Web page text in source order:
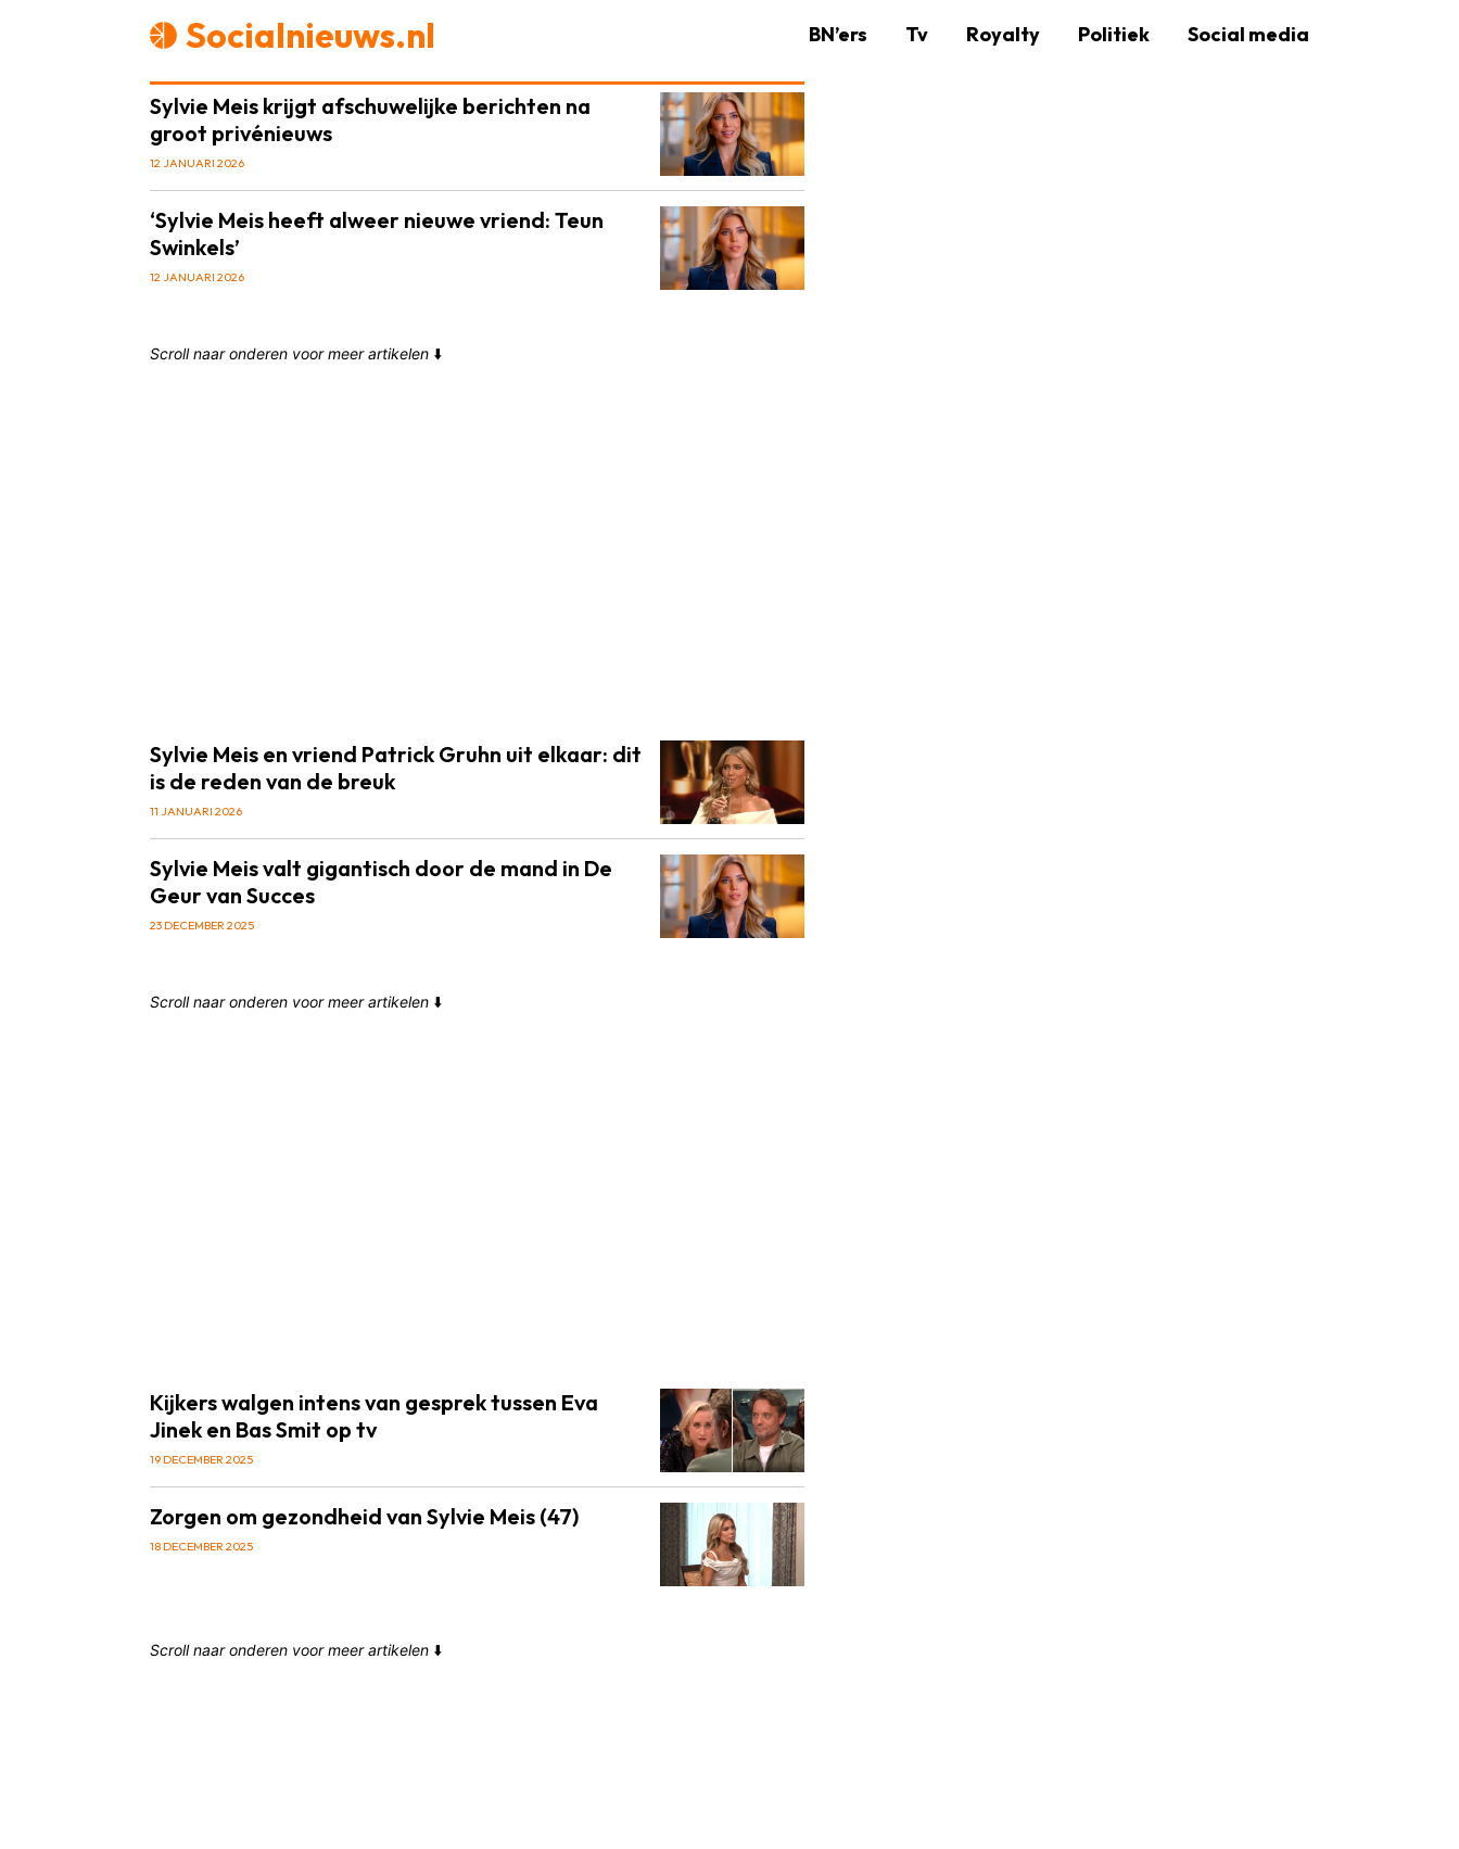
Socialnieuws.nl BN’ers Tv Royalty Politiek Social media
Sylvie Meis krijgt afschuwelijke berichten na
groot privénieuws
12 JANUARI 2026
‘Sylvie Meis heeft alweer nieuwe vriend: Teun
Swinkels’
12 JANUARI 2026
Scroll naar onderen voor meer artikelen ⬇️
Sylvie Meis en vriend Patrick Gruhn uit elkaar: dit
is de reden van de breuk
11 JANUARI 2026
Sylvie Meis valt gigantisch door de mand in De
Geur van Succes
23 DECEMBER 2025
Scroll naar onderen voor meer artikelen ⬇️
Kijkers walgen intens van gesprek tussen Eva
Jinek en Bas Smit op tv
19 DECEMBER 2025
Zorgen om gezondheid van Sylvie Meis (47)
18 DECEMBER 2025
Scroll naar onderen voor meer artikelen ⬇️